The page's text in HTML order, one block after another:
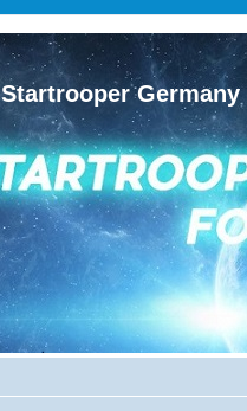
Startrooper Germany